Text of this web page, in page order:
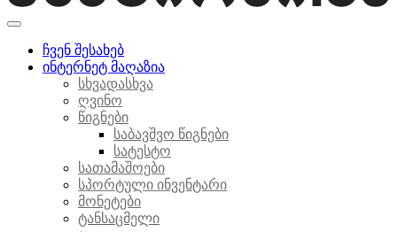
ჩვენ შესახებ
ინტერნეტ მაღაზია
სხვადასხვა
ღვინო
წიგნები
საბავშვო წიგნები
სატესტო
სათამაშოები
სპორტული ინვენტარი
მონეტები
ტანსაცმელი